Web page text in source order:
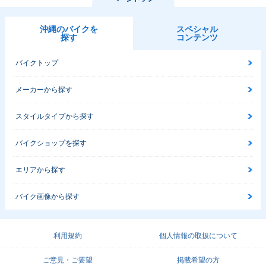
沖縄のバイクを
探す
スペシャル
コンテンツ
バイクトップ
メーカーから探す
スタイルタイプから探す
バイクショップを探す
エリアから探す
バイク画像から探す
利用規約 個人情報の取扱について
ご意見・ご要望 掲載希望の方